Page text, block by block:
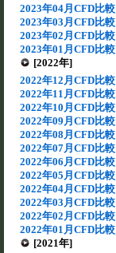
2023年04月CFD比較
2023年03月CFD比較
2023年02月CFD比較
2023年01月CFD比較
[2022年]
2022年12月CFD比較
2022年11月CFD比較
2022年10月CFD比較
2022年09月CFD比較
2022年08月CFD比較
2022年07月CFD比較
2022年06月CFD比較
2022年05月CFD比較
2022年04月CFD比較
2022年03月CFD比較
2022年02月CFD比較
2022年01月CFD比較
[2021年]